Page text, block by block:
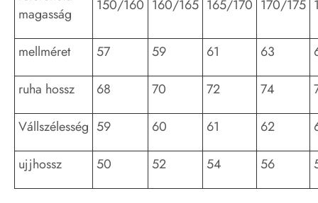
magasság
150/160 160/165 165/170 170/175
mellméret 57 59 61 63
ruha hossz 68 70 72 74
Vállszélesség 59 60 61 62
ujjhossz 50 52 54 56